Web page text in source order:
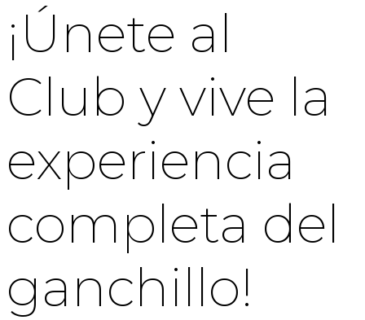
¡Únete al
Club y vive la
experiencia
completa del
ganchillo!